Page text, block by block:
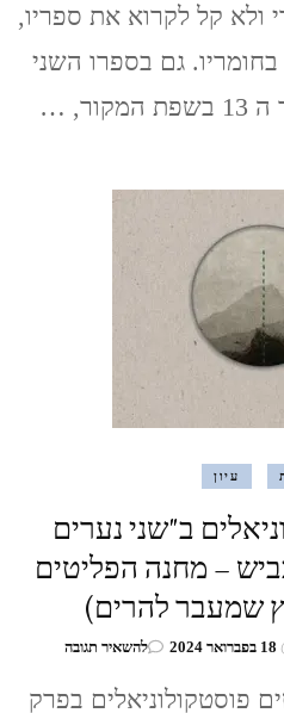
ולא קל לקרוא את ספריו,
גם בספרו השני
…
עיון
ב"שני נערים
– מחנה הפליטים
שמעבר להרים)
18 בפברואר 2024 להשאיר תגובהבנושא
פוסטקולוניאלים בפרק